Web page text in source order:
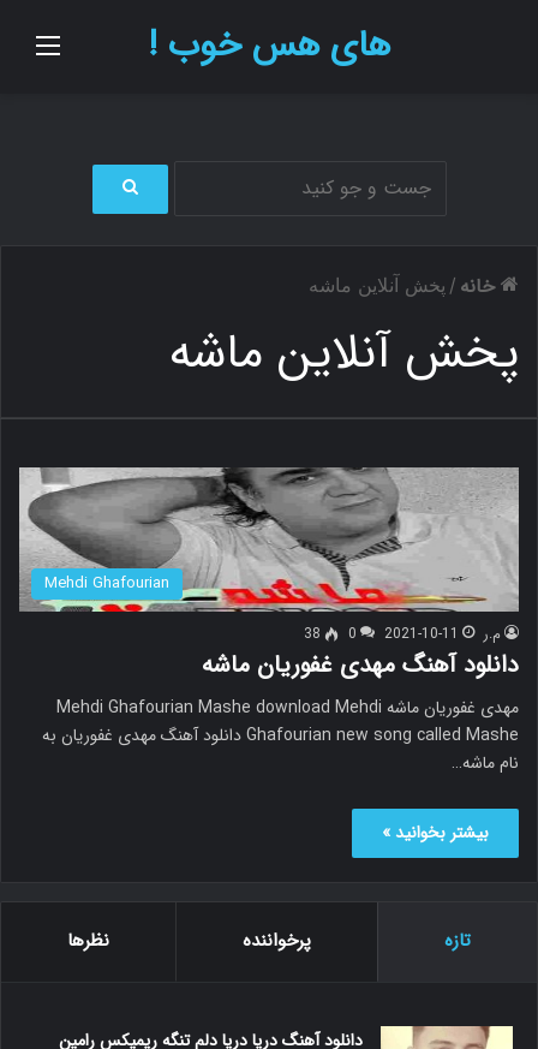
های هس خوب !
ج
ی
خانه / پخش آنلاین ماشه
پخش آنلاین ماشه
Mehdi Ghafourian
م.ر 2021-10-11
0
38
دانلود آهنگ مهدی غفوریان ماشه
مهدی غفوریان ماشه Mehdi Ghafourian Mashe download Mehdi
Ghafourian new song called Mashe دانلود آهنگ مهدی غفوریان به
نام ماشه…
بیشتر بخوانید »
تازه پرخواننده نظرها
دانلود آهنگ دریا دریا دلم تنگه ریمیکس رامین